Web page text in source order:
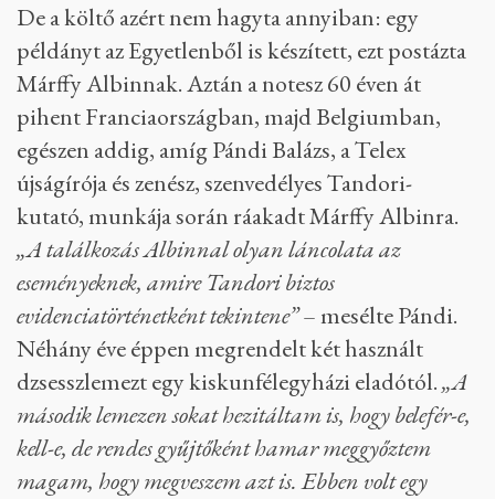
De a költő azért nem hagyta annyiban: egy
példányt az Egyetlenből is készített, ezt postázta
Márffy Albinnak. Aztán a notesz 60 éven át
pihent Franciaországban, majd Belgiumban,
egészen addig, amíg Pándi Balázs, a Telex
újságírója és zenész, szenvedélyes Tandori-
kutató, munkája során ráakadt Márffy Albinra.
„A találkozás Albinnal olyan láncolata az
eseményeknek, amire Tandori biztos
evidenciatörténetként tekintene”– mesélte Pándi.
Néhány éve éppen megrendelt két használt
dzsesszlemezt egy kiskunfélegyházi eladótól.„A
második lemezen sokat hezitáltam is, hogy belefér-e,
kell-e, de rendes gyűjtőként hamar meggyőztem
magam, hogy megveszem azt is. Ebben volt egy